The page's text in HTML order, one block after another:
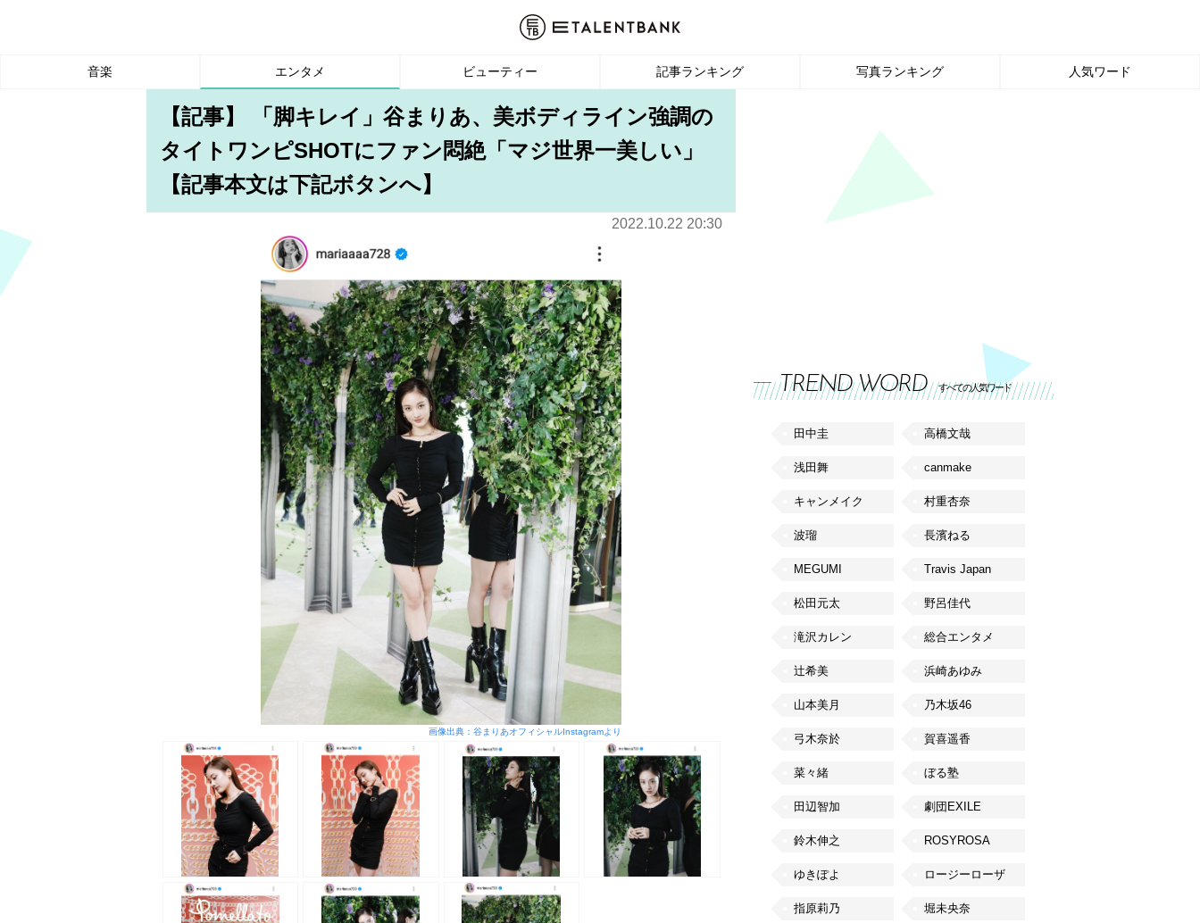
音楽 エンタメ ビューティー 記事ランキング 写真ランキング 人気ワード
【記事】 「脚キレイ」谷まりあ、美ボディライン強調の
タイトワンピSHOTにファン悶絶「マジ世界一美しい」
【記事本文は下記ボタンへ】
2022.10.22 20:30
画像出典：谷まりあオフィシャルInstagramより
TREND WORD すべての人気ワード
田中圭 高橋文哉
浅田舞 canmake
キャンメイク 村重杏奈
波瑠 長濱ねる
MEGUMI Travis Japan
松田元太 野呂佳代
滝沢カレン 総合エンタメ
辻希美 浜崎あゆみ
山本美月 乃木坂46
弓木奈於 賀喜遥香
菜々緒 ぼる塾
田辺智加 劇団EXILE
鈴木伸之 ROSYROSA
ゆきぽよ ロージーローザ
指原莉乃 堀未央奈